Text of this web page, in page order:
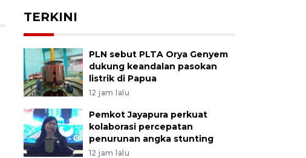
TERKINI
PLN sebut PLTA Orya Genyem
dukung keandalan pasokan
listrik di Papua
12 jam lalu
Pemkot Jayapura perkuat
kolaborasi percepatan
penurunan angka stunting
12 jam lalu